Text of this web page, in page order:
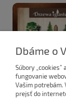
Dbáme o
Súbory
fungovanie
Vašim potrebám.
prejsť do